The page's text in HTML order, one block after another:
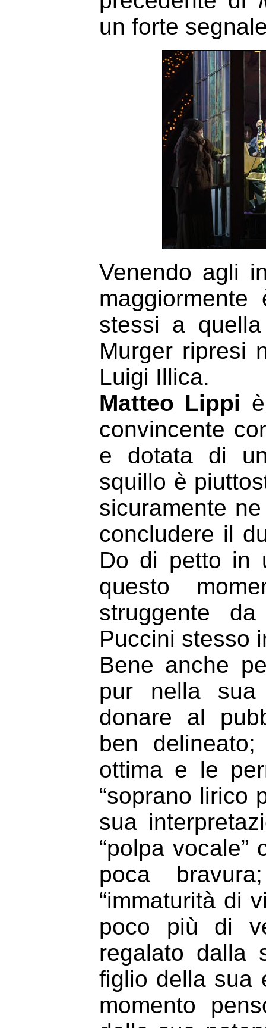
un forte
Venendo agli
maggiormente
stessi a
Murger ripresi
Luigi Illica.
Matteo Lippi
convincente
e dotata di
squillo è
sicuramente
concludere il
Do di petto in
questo
struggente
Puccini stesso
Bene anche
pur nella sua
donare al
ben
ottima e le
“soprano lirico
sua
“polpa
poca
“immaturità di
poco più di
regalato dalla
figlio della sua
momento